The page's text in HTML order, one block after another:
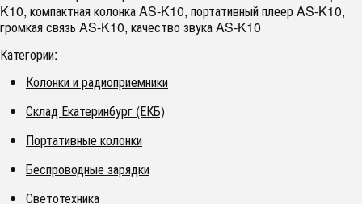
K10, компактная колонка AS-K10, портативный плеер AS-K10,
громкая связь AS-K10, качество звука AS-K10
Категории:
Колонки и радиоприемники
Склад Екатеринбург (ЕКБ)
Портативные колонки
Беспроводные зарядки
Светотехника